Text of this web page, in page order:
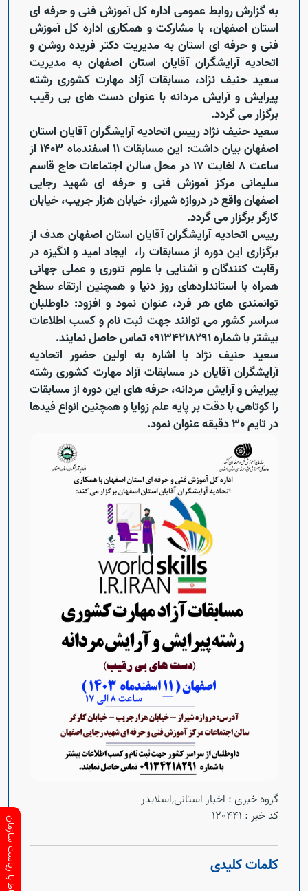
به گزارش روابط عمومی اداره کل آموزش فنی و حرفه ای
استان اصفهان، با مشارکت و همکاری اداره کل آموزش
فنی و حرفه ای استان به مدیریت دکتر فریده روشن و
اتحادیه آرایشگران آقایان استان اصفهان به مدیریت
سعید حنیف نژاد، مسابقات آزاد مهارت کشوری رشته
پیرایش و آرایش مردانه با عنوان دست های بی رقیب
برگزار می گردد.
سعید حنیف نژاد رییس اتحادیه آرایشگران آقایان استان
اصفهان بیان داشت: این مسابقات 11 اسفندماه 1403 از
ساعت 8 لغایت 17 در محل سالن اجتماعات حاج قاسم
سلیمانی مرکز آموزش فنی و حرفه ای شهید رجایی
اصفهان واقع در دروازه شیراز، خیابان هزار جریب، خیابان
کارگر برگزار می گردد.
رییس اتحادیه آرایشگران آقایان استان اصفهان هدف از
برگزاری این دوره از مسابقات را، ایجاد امید و انگیزه در
رقابت کنندگان و آشنایی با علوم تئوری و عملی جهانی
همراه با استانداردهای روز دنیا و همچنین ارتقاء سطح
توانمندی های هر فرد، عنوان نمود و افزود: داوطلبان
سراسر کشور می توانند جهت ثبت نام و کسب اطلاعات
بیشتر با شماره 09134218291 تماس حاصل نمایند.
سعید حنیف نژاد با اشاره به اولین حضور اتحادیه
آرایشگران آقایان در مسابقات آزاد مهارت کشوری رشته
پیرایش و آرایش مردانه، حرفه های این دوره از مسابقات
را کوتاهی با دقت بر پایه علم زوایا و همچنین انواع فیدها
در تایم 30 دقیقه عنوان نمود.
گروه خبری : اخبار استانی,اسلایدر
کد خبر : 120441
کلمات کلیدی ارتباط با ریاست سازمان